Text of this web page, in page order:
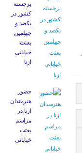
برجسته
کشور در
یکصد و
چهلمین
بعثت
خیابانی
ازنا
حضور
هنرمندان
ازنا در
مراسم
بعثت
خیابانی